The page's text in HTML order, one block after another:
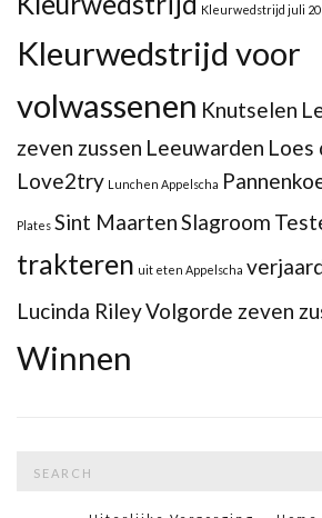
Kleurwedstrijd juli
Kleurwedstrijd voor
volwassenen Knutselen
zeven zussen Leeuwarden Loes
Love2try Lunchen Appelscha
Plates Sint MaartenSlagroom
trakteren uit eten Appelscha
Lucinda RileyVolgorde zeven
Winnen